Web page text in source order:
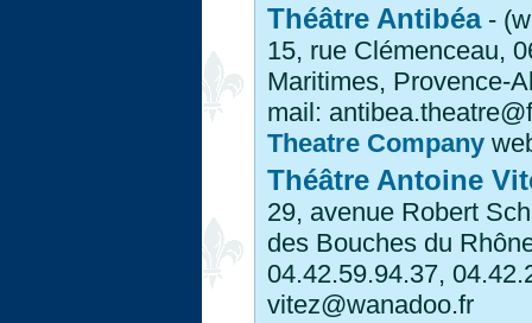
Théâtre Antibéa-
15, rue Clémenceau,
Maritimes, Provence-
mail:
Theatre Company
Théâtre Antoine
29, avenue Robert
des Bouches du
04.42.59.94.37,
vitez@wanadoo.fr